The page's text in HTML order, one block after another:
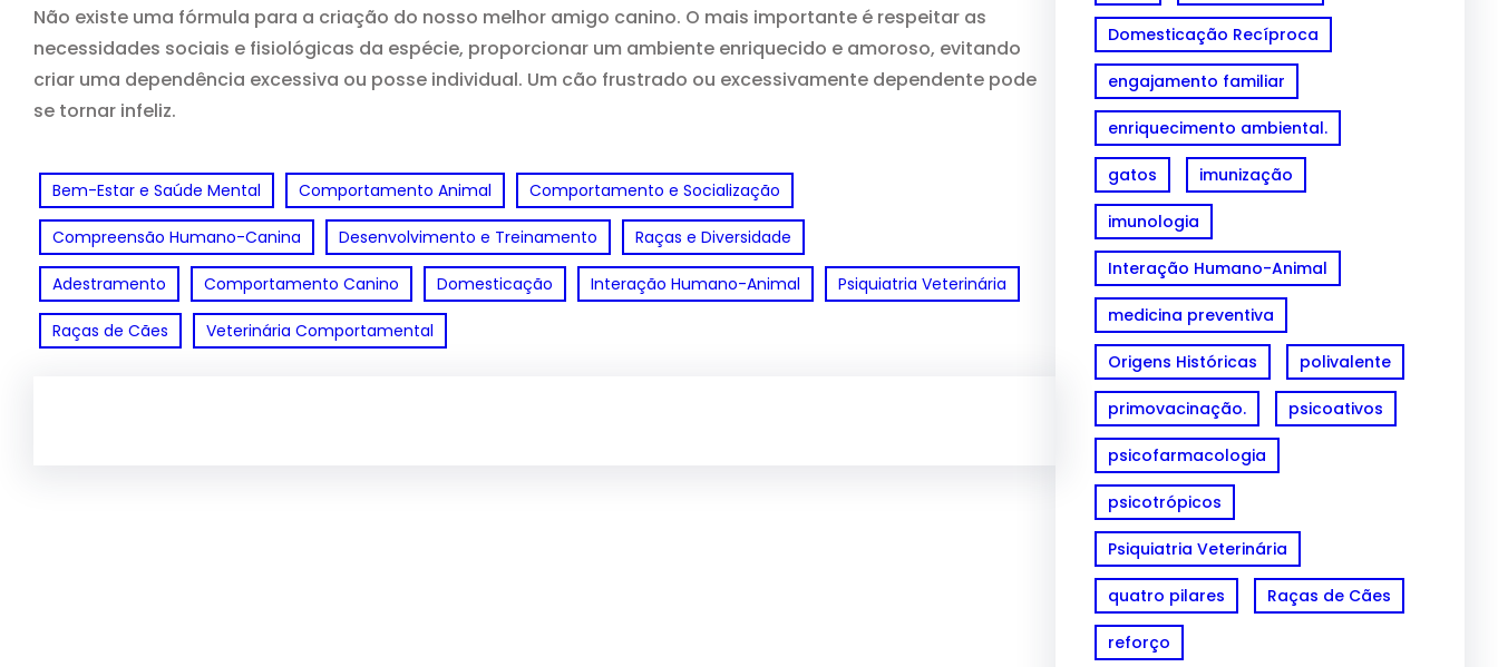
Não existe uma fórmula para a criação do nosso melhor amigo canino. O mais importante é respeitar as
necessidades sociais e fisiológicas da espécie, proporcionar um ambiente enriquecido e amoroso, evitando
criar uma dependência excessiva ou posse individual. Um cão frustrado ou excessivamente dependente pode
se tornar infeliz.
Bem-Estar e Saúde Mental Comportamento Animal Comportamento e Socialização
Compreensão Humano-Canina Desenvolvimento e Treinamento Raças e Diversidade
Adestramento Comportamento Canino Domesticação Interação Humano-Animal Psiquiatria Veterinária
Raças de Cães Veterinária Comportamental
Domesticação Recíproca
engajamento familiar
enriquecimento ambiental.
gatos imunização
imunologia
Interação Humano-Animal
medicina preventiva
Origens Históricas polivalente
primovacinação. psicoativos
psicofarmacologia
psicotrópicos
Psiquiatria Veterinária
quatro pilares Raças de Cães
reforço